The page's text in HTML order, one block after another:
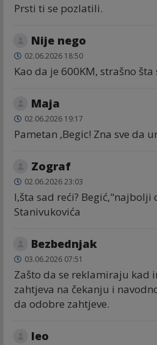
Prsti ti se pozlatili.
Nije nego
02.06.2026 18:50
Kao da je 600KM, strašno šta
Maja
02.06.2026 19:17
Pametan ,Begic! Zna sve da
Zograf
02.06.2026 23:03
I,šta sad reći? Begić,"najbolji
Stanivukovića
Bezbednjak
03.06.2026 07:51
Zašto da se reklamiraju kad
zahtjeva na čekanju i
da odobre zahtjeve.
leo